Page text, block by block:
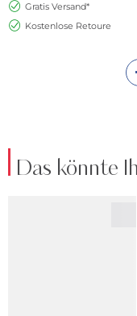
Gratis Versand*
Kostenlose Retoure
Das könnte